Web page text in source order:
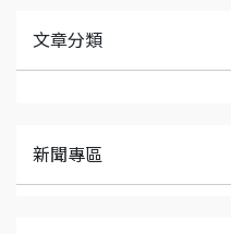
文章分類
新聞專區